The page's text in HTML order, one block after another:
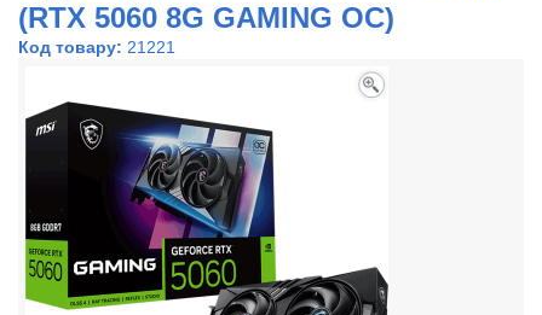
(RTX 5060 8G GAMING OC)
Код товару: 21221